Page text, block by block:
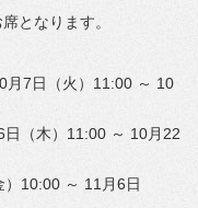
となります。
7日（火） 11:00 ～ 10
日（木）11:00 ～ 10月22
10:00 ～ 11月6日